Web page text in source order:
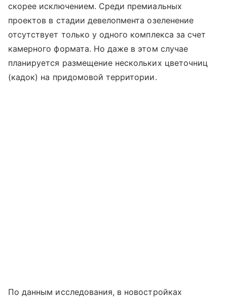
скорее исключением. Среди премиальных
проектов в стадии девелопмента озеленение
отсутствует только у одного комплекса за счет
камерного формата. Но даже в этом случае
планируется размещение нескольких цветочниц
(кадок) на придомовой территории.
По данным исследования, в новостройках